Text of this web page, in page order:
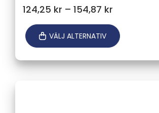
124,25 kr – 154,87 kr
till
154,87 kr
VÄLJ ALTERNATIV